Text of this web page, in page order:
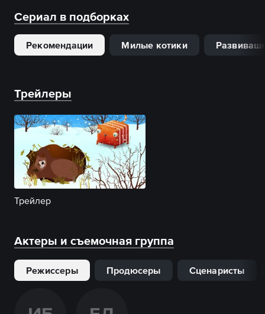
Сериал в подборках
Рекомендации Милые котики
Трейлеры
Трейлер
Актеры и съемочная группа
Режиссеры Продюсеры Сценаристы